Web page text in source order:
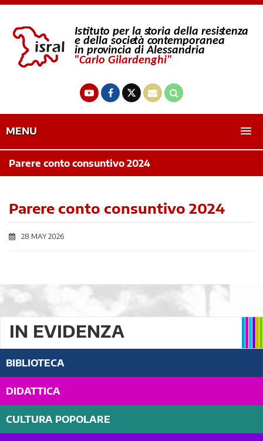
MENU
Parere conto consuntivo 2024
Parere conto consuntivo 2024
28 MAY 2026
IN EVIDENZA
BIBLIOTECA
DIDATTICA
CULTURA POPOLARE